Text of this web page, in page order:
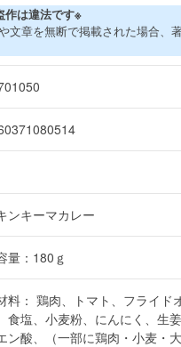
作は違法です※
文章を無断で掲載された場合、
ンキーマカレー
量：180ｇ
料： 鶏肉、トマト、フライド
食塩、小麦粉、にんにく、生姜
ン酸、（一部に鶏肉・小麦・大